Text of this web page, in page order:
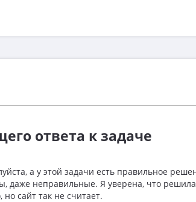
ответа к задаче
а у этой задачи есть правильное
даже неправильные. Я уверена, что
сайт так не считает.